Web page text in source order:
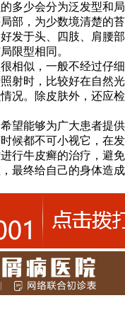
多少会分为泛发型和局
部，为少数境清楚的苔
发于头、四肢、肩腰部
限型相同。
相似，一般不经过仔细
射时，比较好在自然光
况。除皮肤外，还应检
望能够为广大患者提供
候都不可小视它，在发
行牛皮癣的治疗，避免
最终给自己的身体造成